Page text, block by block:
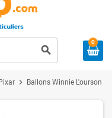
search
0
chevron_right Ballons Winnie L'ourson